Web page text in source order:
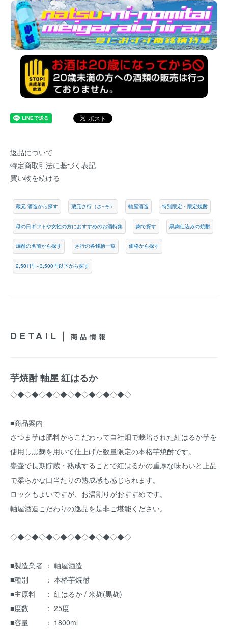
返品について
特定商取引法に基づく表記
買い物を続ける
蔵元 酒造から探す 蔵元さ行（さ~そ） 軸屋酒造 特別限定・限定焼酎
母の日ギフトや女性の方におすすめのお酒特集 麹で探す 黒麹仕込みの焼酎
焼酎の名前から探す さ行の各銘柄一覧 価格から探す
2,501円～3,500円以下から探す
DETAIL｜ 商品情報
芋焼酎 軸屋 紅はるか
◇◆◇◆◇◆◇◆◇◆◇◆◇◆◇◆◇
■商品案内
さつま芋は肥料からこだわって自社畑で栽培された紅はるか芋を
使用し黒麹を用いて仕上げた数量限定の本格芋焼酎です。
甕壷で長期貯蔵・熟成することで紅はるかの重厚な味わいと上品
で柔らかな口当たりの熟成感も感じられます。
ロックもよいですが、お湯割りがおすすめです。
軸屋酒造こだわりの逸品を是非ご堪能ください。
◇◆◇◆◇◆◇◆◇◆◇◆◇◆◇◆◇
■製造業者 ： 軸屋酒造
■種別 ： 本格芋焼酎
■主原料 ： 紅はるか / 米麹(黒麹)
■度数 ： 25度
■容量 ： 1800ml